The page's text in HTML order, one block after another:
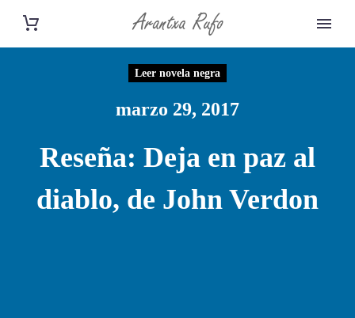
Leer novela negra
marzo 29, 2017
Reseña: Deja en paz al
diablo, de John Verdon